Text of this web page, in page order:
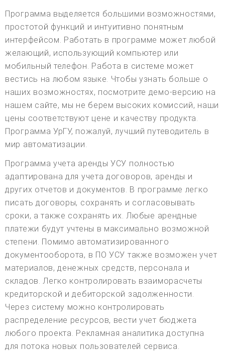
Программа выделяется большими возможностями,
простотой функций и интуитивно понятным
интерфейсом. Работать в программе может любой
желающий, использующий компьютер или
мобильный телефон. Работа в системе может
вестись на любом языке. Чтобы узнать больше о
наших возможностях, посмотрите демо-версию на
нашем сайте, мы не берем высоких комиссий, наши
цены соответствуют цене и качеству продукта.
Программа УрГУ, пожалуй, лучший путеводитель в
мир автоматизации.
Программа учета аренды УСУ полностью
адаптирована для учета договоров, аренды и
других отчетов и документов. В программе легко
писать договоры, сохранять и согласовывать
сроки, а также сохранять их. Любые арендные
платежи будут учтены в максимально возможной
степени. Помимо автоматизированного
документооборота, в ПО УСУ также возможен учет
материалов, денежных средств, персонала и
складов. Легко контролировать взаиморасчеты
кредиторской и дебиторской задолженности.
Через систему можно контролировать
распределение ресурсов, вести учет бюджета
любого проекта. Рекламная аналитика доступна
для потока новых пользователей сервиса.